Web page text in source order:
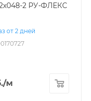
2 РУ-ФЛЕКС
от 2 дней
/м